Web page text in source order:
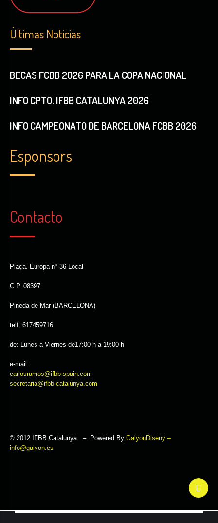
Últimas Noticias
BECAS FCBB 2026 PARA LA COPA NACIONAL
INFO CPTO. IFBB CATALUNYA 2026
INFO CAMPEONATO DE BARCELONA FCBB 2026
Esponsors
Contacto
Plaça. Europa nº 36 Local
C.P. 08397
Pineda de Mar (BARCELONA)
telf: 617459716
de: Lunes a Viernes de17:00 h a 19:00 h
e-mail:
carlosramos@ifbb-spain.com
secretaria@ifbb-catalunya.com
© 2012 IFBB Catalunya – Powered By GalyonDiseny –
info@galyon.es